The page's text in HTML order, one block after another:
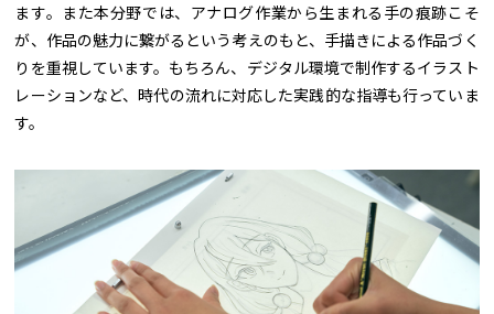
ます。また本分野では、アナログ作業から生まれる手の痕跡こそ
が、作品の魅力に繋がるという考えのもと、手描きによる作品づく
りを重視しています。もちろん、デジタル環境で制作するイラスト
レーションなど、時代の流れに対応した実践的な指導も行っていま
す。